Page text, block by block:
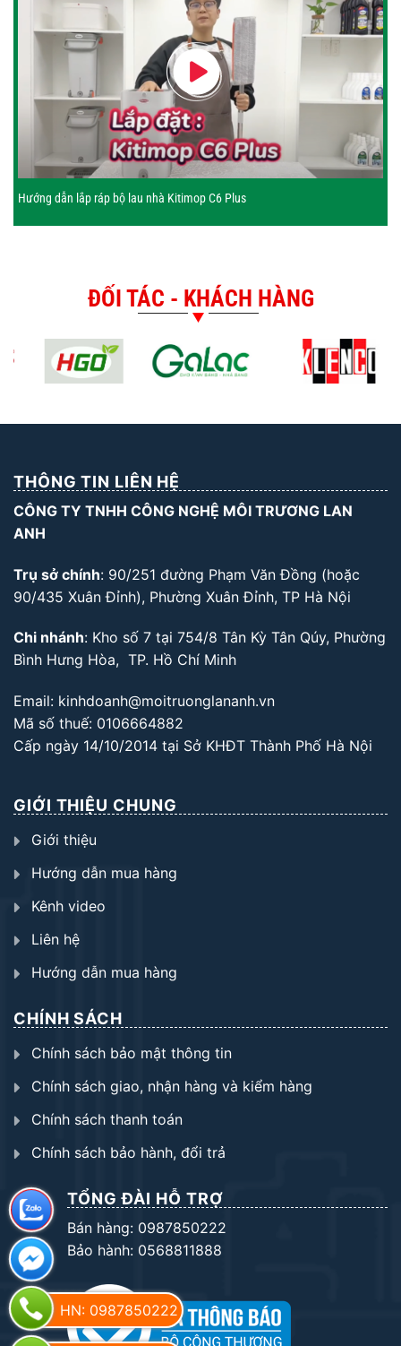
Hướng dẫn lắp ráp bộ lau nhà Kitimop C6 Plus
ĐỐI TÁC - KHÁCH HÀNG
THÔNG TIN LIÊN HỆ
CÔNG TY TNHH CÔNG NGHỆ MÔI TRƯƠNG LAN
ANH
Trụ sở chính: 90/251 đường Phạm Văn Đồng (hoặc
90/435 Xuân Đỉnh), Phường Xuân Đỉnh, TP Hà Nội
Chi nhánh: Kho số 7 tại 754/8 Tân Kỳ Tân Qúy, Phường
Bình Hưng Hòa, TP. Hồ Chí Minh
Email: kinhdoanh@moitruonglananh.vn
Mã số thuế: 0106664882
Cấp ngày 14/10/2014 tại Sở KHĐT Thành Phố Hà Nội
GIỚI THIỆU CHUNG
Giới thiệu
Hướng dẫn mua hàng
Kênh video
Liên hệ
Hướng dẫn mua hàng
CHÍNH SÁCH
Chính sách bảo mật thông tin
Chính sách giao, nhận hàng và kiểm hàng
Chính sách thanh toán
Chính sách bảo hành, đổi trả
TỔNG ĐÀI HỖ TRỢ
Bán hàng: 0987850222
Bảo hành: 0568811888
HN: 0987850222